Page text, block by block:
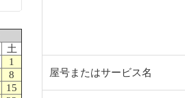
土
1
8
15
屋号またはサービス名